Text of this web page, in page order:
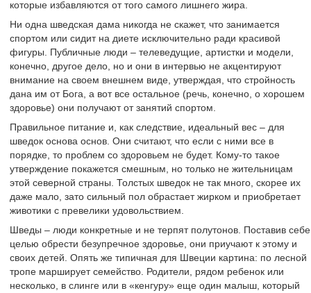
которые избавляются от того самого лишнего жира.
Ни одна шведская дама никогда не скажет, что занимается
спортом или сидит на диете исключительно ради красивой
фигуры. Публичные люди – телеведущие, артистки и модели,
конечно, другое дело, но и они в интервью не акцентируют
внимание на своем внешнем виде, утверждая, что стройность
дана им от Бога, а вот все остальное (речь, конечно, о хорошем
здоровье) они получают от занятий спортом.
Правильное питание и, как следствие, идеальный вес – для
шведок основа основ. Они считают, что если с ними все в
порядке, то проблем со здоровьем не будет. Кому-то такое
утверждение покажется смешным, но только не жительницам
этой северной страны. Толстых шведок не так много, скорее их
даже мало, зато сильный пол обрастает жирком и приобретает
животики с превелики удовольствием.
Шведы – люди конкретные и не терпят полутонов. Поставив себе
целью обрести безупречное здоровье, они приучают к этому и
своих детей. Опять же типичная для Швеции картина: по лесной
тропе марширует семейство. Родители, рядом ребенок или
несколько, в слинге или в «кенгуру» еще один малыш, который